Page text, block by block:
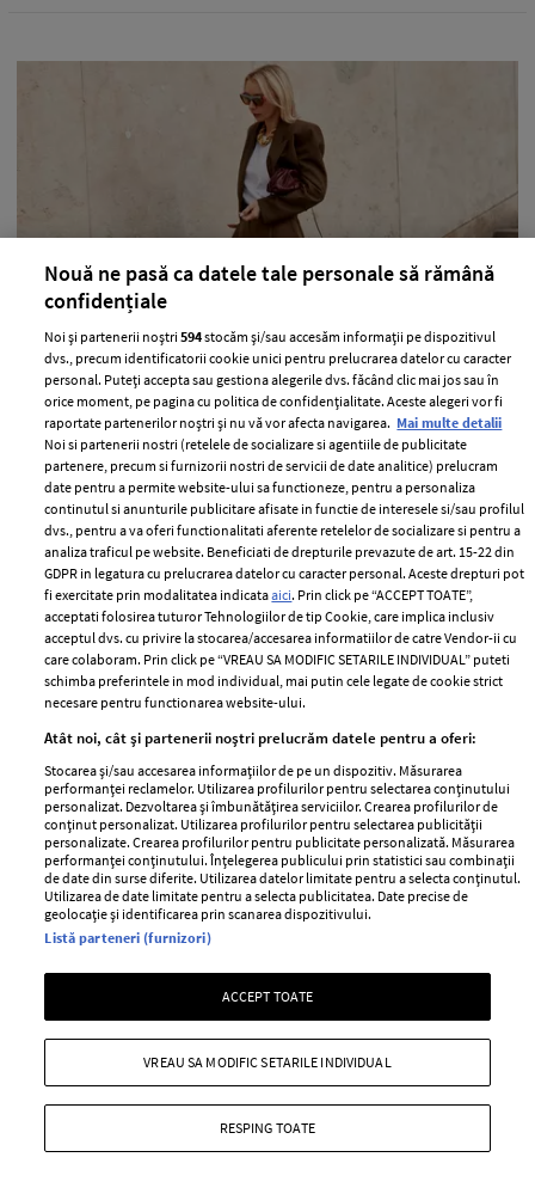
Alimente pe care nutriționiștii le
consumă pentru a fi mereu în formă
DIET & FITNESS 23 februarie 2026
Deja știm că, pentru a ne asigura că nu ne îngrășăm,
trebuie să evităm dulciurile sau prăjelile și, în aceeași
idee, există mai multe alimente sănătoase decât
nesănătoase.
+ MAI MULTE
Cele mai ușoare și sigure căi de a scăpa
de grăsimea de pe abdomen
16 februarie 2026
Dietele continuă să fie la mare căutare, dar trebuie să
fim conștiente ca acestea pot da roade doar pe un
termen scurt.
Nouă ne pasă ca datele tale personale să rămână
confidențiale
Noi și partenerii noștri594stocăm și/sau accesăm informații pe dispozitivul
dvs., precum identificatorii cookie unici pentru prelucrarea datelor cu caracter
personal. Puteți accepta sau gestiona alegerile dvs. făcând clic mai jos sau în
orice moment, pe pagina cu politica de confidențialitate. Aceste alegeri vor fi
raportate partenerilor noștri și nu vă vor afecta navigarea. Mai multe detalii
Noi si partenerii nostri (retelele de socializare si agentiile de publicitate
partenere, precum si furnizorii nostri de servicii de date analitice) prelucram
date pentru a permite website-ului sa functioneze, pentru a personaliza
continutul si anunturile publicitare afisate in functie de interesele si/sau profilul
dvs., pentru a va oferi functionalitati aferente retelelor de socializare si pentru a
analiza traficul pe website. Beneficiati de drepturile prevazute de art. 15-22 din
GDPR in legatura cu prelucrarea datelor cu caracter personal. Aceste drepturi pot
fi exercitate prin modalitatea indicataaici. Prin click pe “ACCEPT TOATE”,
acceptati folosirea tuturor Tehnologiilor de tip Cookie, care implica inclusiv
acceptul dvs. cu privire la stocarea/accesarea informatiilor de catre Vendor-ii cu
care colaboram. Prin click pe “VREAU SA MODIFIC SETARILE INDIVIDUAL” puteti
schimba preferintele in mod individual, mai putin cele legate de cookie strict
necesare pentru functionarea website-ului.
Atât noi, cât și partenerii noștri prelucrăm datele pentru a oferi:
Stocarea și/sau accesarea informațiilor de pe un dispozitiv. Măsurarea
performanței reclamelor. Utilizarea profilurilor pentru selectarea conținutului
personalizat. Dezvoltarea și îmbunătățirea serviciilor. Crearea profilurilor de
conținut personalizat. Utilizarea profilurilor pentru selectarea publicității
personalizate. Crearea profilurilor pentru publicitate personalizată. Măsurarea
performanței conținutului. Înțelegerea publicului prin statistici sau combinații
de date din surse diferite. Utilizarea datelor limitate pentru a selecta conținutul.
Utilizarea de date limitate pentru a selecta publicitatea. Date precise de
geolocație și identificarea prin scanarea dispozitivului.
Listă parteneri (furnizori)
ACCEPT TOATE
RESPING TOATE
VREAU SA MODIFIC SETARILE INDIVIDUAL